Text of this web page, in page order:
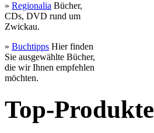
» Regionalia Bücher,
CDs, DVD rund um
Zwickau.
» Buchtipps Hier finden
Sie ausgewählte Bücher,
die wir Ihnen empfehlen
möchten.
Top-Produkte